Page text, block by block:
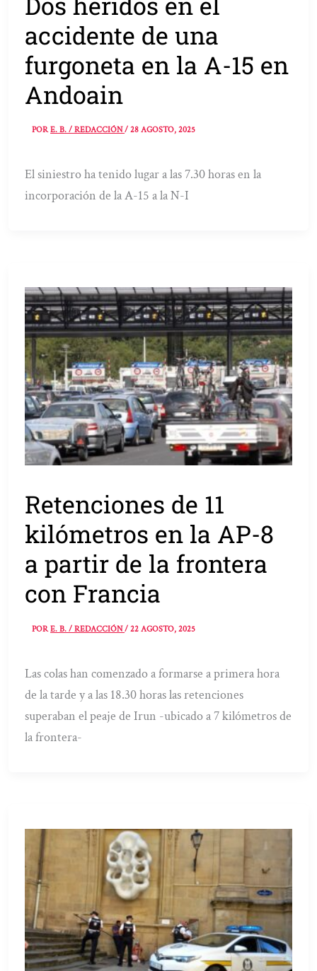
accidente de una
furgoneta en la A-15 en
Andoain
PORE. B. / REDACCIÓN/28 AGOSTO, 2025
El siniestro ha tenido lugar a las 7.30 horas en la
incorporación de la A-15 a la N-I
Retenciones de 11
kilómetros en la AP-8
a partir de la frontera
con Francia
PORE. B. / REDACCIÓN/22 AGOSTO, 2025
Las colas han comenzado a formarse a primera hora
de la tarde y a las 18.30 horas las retenciones
superaban el peaje de Irun -ubicado a 7 kilómetros de
la frontera-